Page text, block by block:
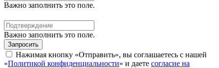
Важно заполнить это поле.
Важно заполнить это поле.
Запросить
Нажимая кнопку «Отправить», вы соглашаетесь с нашей
«Политикой конфиденциальности» и даете согласие на